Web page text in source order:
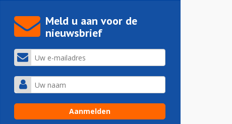
Meld u aan voor de
nieuwsbrief